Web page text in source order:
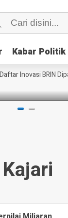
Kabar Politik
Kabar Politik
BRIN
Miliaran
Kajari